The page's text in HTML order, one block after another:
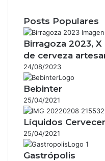
Posts Populares
Birragoza 2023,
de cerveza
24/08/2023
Bebinter
25/04/2021
Líquidos
25/04/2021
Gastrópolis